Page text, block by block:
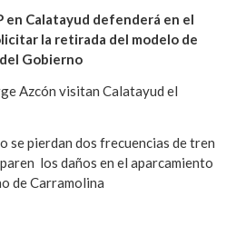
en Calatayud defenderá en el
la retirada del modelo de
Gobierno
Azcón visitan Calatayud el
se pierdan dos frecuencias de tren
los daños en el aparcamiento
de Carramolina